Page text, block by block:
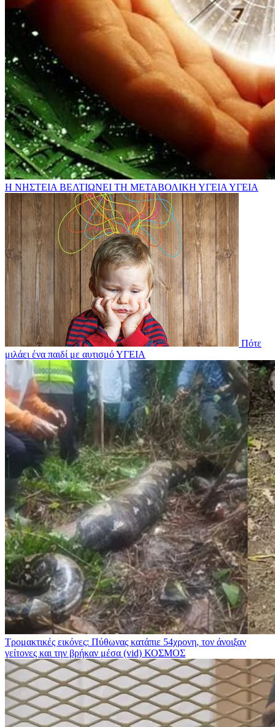
Η ΝΗΣΤΕΙΑ ΒΕΛΤΙΩΝΕΙ ΤΗ ΜΕΤΑΒΟΛΙΚΗ ΥΓΕΙΑΥΓΕΙΑ
Πότε
μιλάει ένα παιδί με αυτισμόΥΓΕΙΑ
Τρομακτικές εικόνες: Πύθωνας κατάπιε 54χρονη, τον άνοιξαν
γείτονες και την βρήκαν μέσα (vid) ΚΟΣΜΟΣ